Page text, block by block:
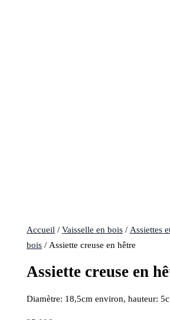
Accueil /Vaisselle en bois /Assiettes
bois / Assiette creuse en hêtre
Assiette creuse en
Diamètre: 18,5cm environ, hauteur: